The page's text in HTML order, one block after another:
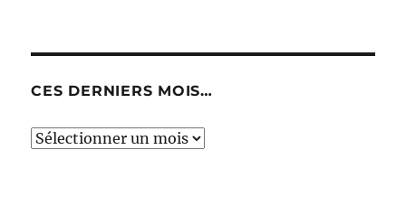
CES DERNIERS MOIS…
Ces